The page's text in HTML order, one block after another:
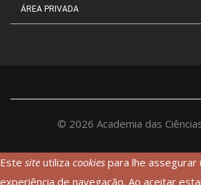
ÁREA PRIVADA
© 2026 Academia das
Este site utiliza cookies para lhe assegurar
experiência de navegação. Ao aceitar